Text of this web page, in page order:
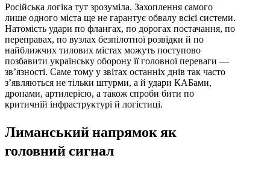
Російська логіка тут зрозуміла. Захоплення самого
лише одного міста ще не гарантує обвалу всієї системи.
Натомість удари по флангах, по дорогах постачання, по
переправах, по вузлах безпілотної розвідки й по
найближчих тилових містах можуть поступово
позбавити українську оборону її головної переваги —
зв’язності. Саме тому у звітах останніх днів так часто
з’являються не тільки штурми, а й удари КАБами,
дронами, артилерією, а також спроби бити по
критичній інфраструктурі й логістиці.
Лиманський напрямок як
головний сигнал